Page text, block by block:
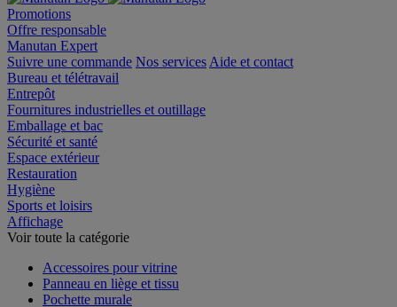
Promotions
Offre responsable
Manutan Expert
Suivre une commande Nos services Aide et contact
Bureau et télétravail
Entrepôt
Fournitures industrielles et outillage
Emballage et bac
Sécurité et santé
Espace extérieur
Restauration
Hygiène
Sports et loisirs
Affichage
Voir toute la catégorie
Accessoires pour vitrine
Panneau en liège et tissu
Pochette murale